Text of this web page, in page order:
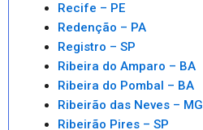
Recife – PE
Redenção – PA
Registro – SP
Ribeira do Amparo – BA
Ribeira do Pombal – BA
Ribeirão das Neves – MG
Ribeirão Pires – SP